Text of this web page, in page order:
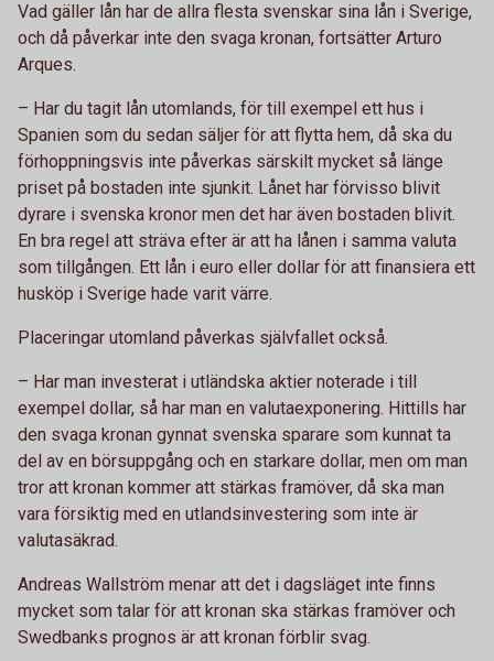
Vad gäller lån har de allra flesta svenskar sina lån i Sverige,
och då påverkar inte den svaga kronan, fortsätter Arturo
Arques.
– Har du tagit lån utomlands, för till exempel ett hus i
Spanien som du sedan säljer för att flytta hem, då ska du
förhoppningsvis inte påverkas särskilt mycket så länge
priset på bostaden inte sjunkit. Lånet har förvisso blivit
dyrare i svenska kronor men det har även bostaden blivit.
En bra regel att sträva efter är att ha lånen i samma valuta
som tillgången. Ett lån i euro eller dollar för att finansiera ett
husköp i Sverige hade varit värre.
Placeringar utomland påverkas självfallet också.
– Har man investerat i utländska aktier noterade i till
exempel dollar, så har man en valutaexponering. Hittills har
den svaga kronan gynnat svenska sparare som kunnat ta
del av en börsuppgång och en starkare dollar, men om man
tror att kronan kommer att stärkas framöver, då ska man
vara försiktig med en utlandsinvestering som inte är
valutasäkrad.
Andreas Wallström menar att det i dagsläget inte finns
mycket som talar för att kronan ska stärkas framöver och
Swedbanks prognos är att kronan förblir svag.